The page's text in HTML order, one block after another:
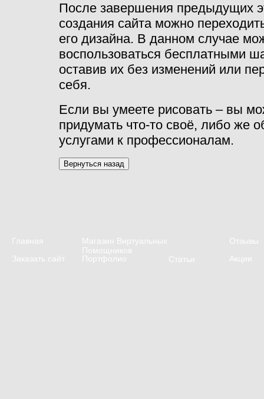
После завершения предыдущих
создания сайта можно
его дизайна. В данном случае
воспользоваться бесплатными
оставив их без изменений или
себя.
Если вы умеете рисовать – вы
придумать что-то своё, либо же
услугами к профессионалам.
Главная
Магазин Виртуальных
Помощников
Отзывы
Заказать сайт
Портфолио Акции
Статьи